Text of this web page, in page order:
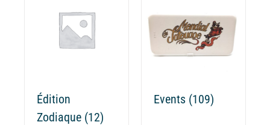
Édition
Zodiaque (12)
Events (109)